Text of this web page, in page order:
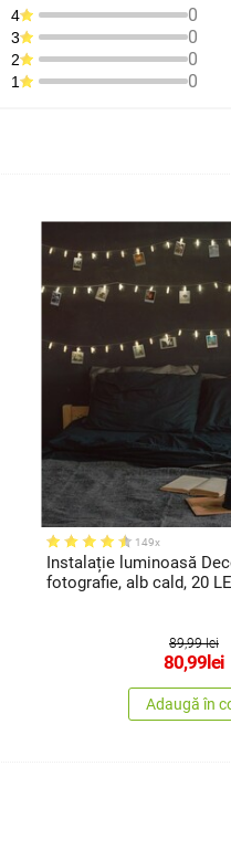
4 0
3 0
2 0
1 0
149x
Instalație luminoasă
fotografie, alb cald, 20
89,99 lei
80,99lei
Adaugă în